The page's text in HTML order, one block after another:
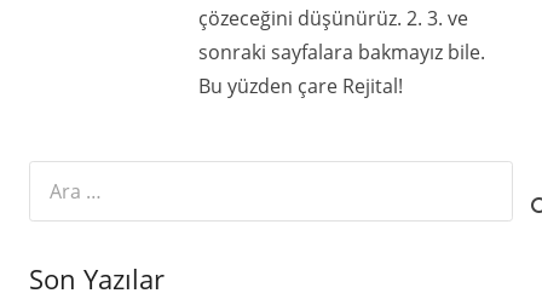
çözeceğini düşünürüz. 2. 3. ve
sonraki sayfalara bakmayız bile.
Bu yüzden çare Rejital!
Son Yazılar